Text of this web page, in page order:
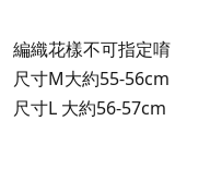
編織花樣不可指定唷
尺寸M大約55-56cm
尺寸L 大約56-57cm